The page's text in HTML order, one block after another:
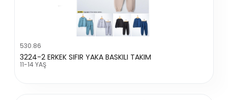
530.86
3224-2 ERKEK SIFIR YAKA BASKILI TAKIM
11-14 YAŞ